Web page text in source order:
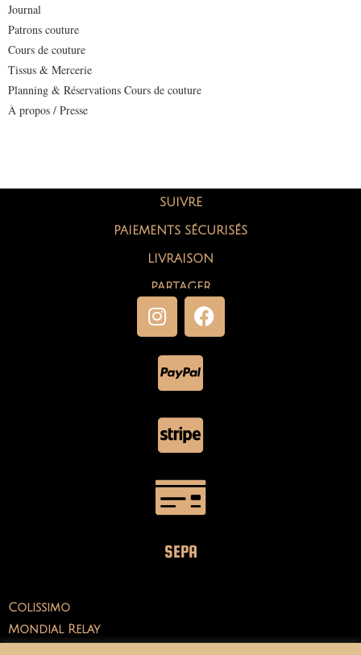
Journal
Patrons couture
Cours de couture
Tissus & Mercerie
Planning & Réservations Cours de couture
À propos / Presse
SUIVRE
PAIEMENTS SÉCURISÉS
LIVRAISON
PARTAGER
SEPA
Colissimo
Mondial Relay